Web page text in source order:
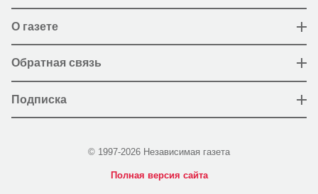
О газете
Обратная связь
Подписка
© 1997-2026 Независимая газета
Полная версия сайта